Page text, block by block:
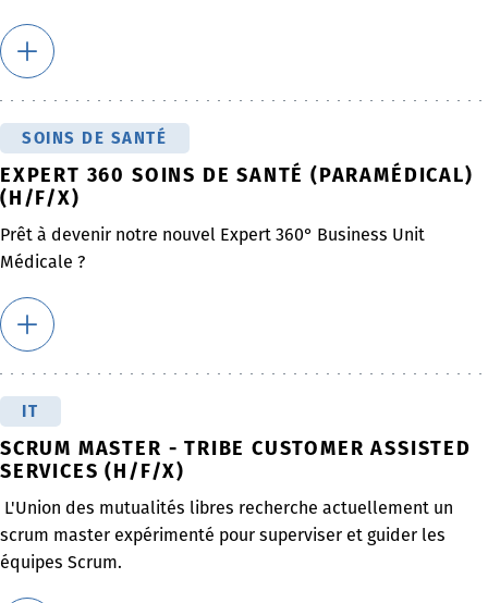
SOINS DE SANTÉ
EXPERT 360 SOINS DE SANTÉ (PARAMÉDICAL)
(H/F/X)
Prêt à devenir notre nouvel Expert 360° Business Unit
Médicale ?
IT
SCRUM MASTER - TRIBE CUSTOMER ASSISTED
SERVICES (H/F/X)
L'Union des mutualités libres recherche actuellement un
scrum master expérimenté pour superviser et guider les
équipes Scrum.